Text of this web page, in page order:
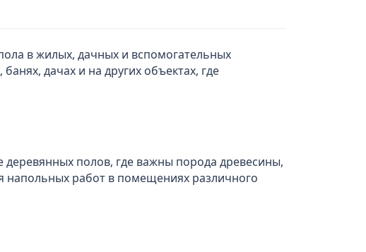
в жилых, дачных и вспомогательных
дачах и на других объектах, где
деревянных полов, где важны порода древесины,
напольных работ в помещениях различного